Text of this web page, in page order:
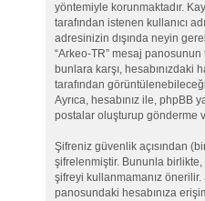
yöntemiyle korunmaktadır.
tarafından istenen kullanıcı
adresinizin dışında neyin
“Arkeo-TR” mesaj panosunun
bunlara karşı, hesabınızdaki
tarafından
Ayrıca, hesabınız ile, phpBB
postalar oluşturup gönderme
Şifreniz güvenlik açısından
şifrelenmiştir. Bununla birlikte,
şifreyi kullanmamanız
panosundaki hesabınıza